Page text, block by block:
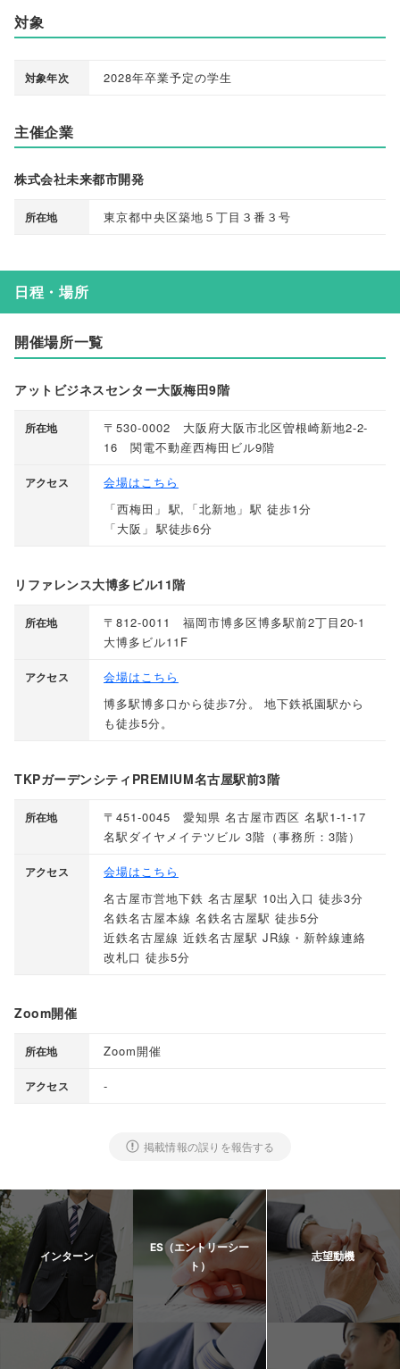
対象
対象年次 2028年卒業予定の学生
主催企業
株式会社未来都市開発
所在地 東京都中央区築地５丁目３番３号
日程・場所
開催場所一覧
アットビジネスセンター大阪梅田9階
所在地
〒530-0002 大阪府大阪市北区曽根崎新地2-2-
16 関電不動産西梅田ビル9階
アクセス
会場はこちら
「西梅田 」 駅, 「北新地 」 駅 徒歩1分
「大阪 」 駅徒歩6分
リファレンス大博多ビル11階
所在地
〒812-0011 福岡市博多区博多駅前2丁目20-1
大博多ビル11F
アクセス
会場はこちら
博多駅博多口から徒歩7分。
地下鉄祇園駅から
も徒歩5分。
TKPガーデンシティPREMIUM名古屋駅前3階
所在地
〒451-0045 愛知県 名古屋市西区 名駅1-1-17
名駅ダイヤメイテツビル 3階 （事務所：3階）
アクセス
会場はこちら
名古屋市営地下鉄 名古屋駅 10出入口 徒歩3分
名鉄名古屋本線 名鉄名古屋駅 徒歩5分
近鉄名古屋線 近鉄名古屋駅 JR線・新幹線連絡
改札口 徒歩5分
Zoom開催
所在地 Zoom開催
アクセス -
掲載情報の誤りを報告する
インターン
ES（エントリーシー
ト）
志望動機